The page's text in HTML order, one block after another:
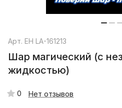
Арт. EH LA-161213
Шар магический (с
жидкостью)
0 Нет отзывов